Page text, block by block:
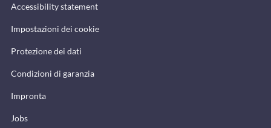
Accessibility statement
Impostazioni dei cookie
Protezione dei dati
Condizioni di garanzia
Impronta
Jobs